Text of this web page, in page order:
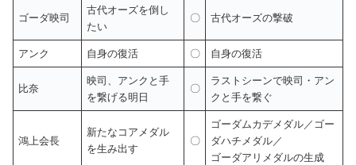
ゴーダ映司
古代オーズを倒し
たい
〇 古代オーズの撃破
アンク 自身の復活 〇 自身の復活
比奈
映司、アンクと手
を繋げる明日
〇
ラストシーンで映司・アン
クと手を繋ぐ
鴻上会長
新たなコアメダル
を生み出す
〇
ゴーダムカデメダル／ゴー
ダハチメダル／
ゴーダアリメダルの生成